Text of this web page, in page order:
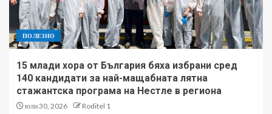
ПОЛЕЗНО
15 млади хора от България бяха избрани сред
140 кандидати за най-мащабната лятна
стажантска програма на Нестле в региона
юли 30, 2026 Roditel 1